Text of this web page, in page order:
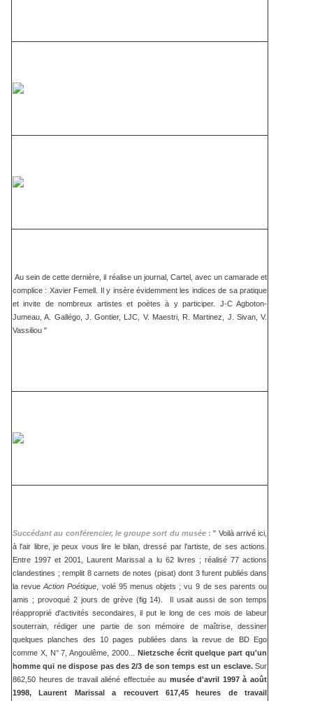
Au sein de cette dernière, il réalise un journal, Cartel, avec un camarade et
complice : Xavier Femell. Il y insère évidemment les indices de sa pratique
et invite de nombreux artistes et poètes à y participer. J-C Agboton-
Jumeau, A. Gallégo, J. Gontier, LJC, V. Maestri, R. Martinez, J. Sivan, V.
Vassiliou "
Succédant au conférencier, le groupe sort du musée: " Voilà arrivé ici,
à l'air libre, je peux vous lire le bilan, dressé par l'artiste, de ses actions.
Entre 1997 et 2001, Laurent Marissal a lu 62 livres ; réalisé 77 actions
clandestines ; remplit 8 carnets de notes (pisat) dont 3 furent publiés dans
la revueAction Poétique , volé 95 menus objets ; vu 9 de ses parents ou
amis ; provoqué 2 jours de grève (fig 14). Il usait aussi de son temps
réapproprié d'activités secondaires, il put le long de ces mois de labeur
souterrain, rédiger une partie de son mémoire de maîtrise, dessiner
quelques planches des 10 pages publiées dans la revue de BD Ego
comme X, N° 7, Angoulême, 2000...
Nietzsche écrit quelque part qu'un
homme qui ne dispose pas des 2/3 de son temps est un esclave.Sur
862,50 heures de travail aliéné effectuée au musée d'avril 1997 à août
1998, Laurent Marissal a recouvert 617,45 heures de travail